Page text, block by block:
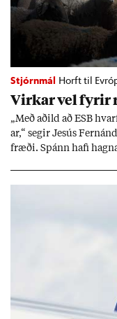
Stjórnmál Horft til
Virk­ar vel fyr­ir
„Með að­ild að ESB
ar,“ seg­ir Jesús
fræði. Spánn hafi